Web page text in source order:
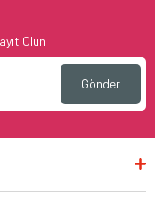
Olun
Gönder